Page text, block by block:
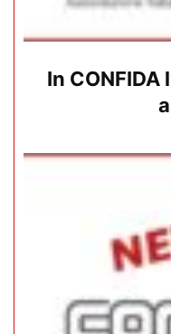
In CONFIDA